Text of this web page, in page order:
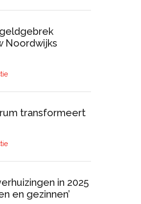
Noordwijks
transformeert
in 2025
en gezinnen’